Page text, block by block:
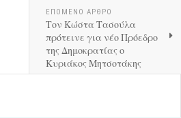
ΕΠΟΜΕΝΟ ΑΡΘΡΟ
Τον Κώστα Τασούλα
πρότεινε για νέο Πρόεδρο
της Δημοκρατίας ο
Κυριάκος Μητσοτάκης